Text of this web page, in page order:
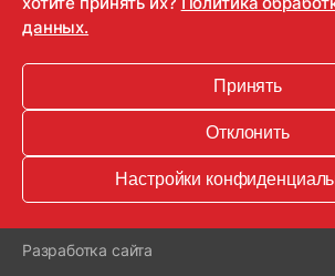
16+
Информация для правообладателей
Разработка сайта
данных.
Принять
Отклонить
Настройки